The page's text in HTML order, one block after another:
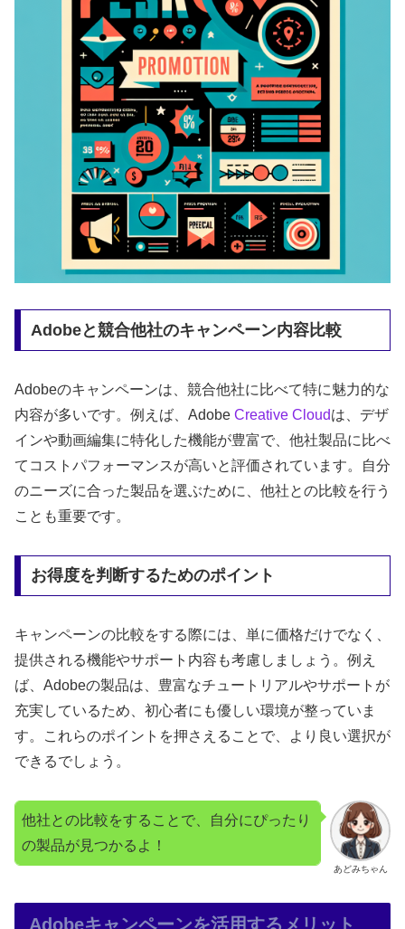
Adobeと競合他社のキャンペーン内容比較
Adobeのキャンペーンは、競合他社に比べて特に魅力的な
内容が多いです。例えば、Adobe Creative Cloudは、デザ
インや動画編集に特化した機能が豊富で、他社製品に比べ
てコストパフォーマンスが高いと評価されています。自分
のニーズに合った製品を選ぶために、他社との比較を行う
ことも重要です。
お得度を判断するためのポイント
キャンペーンの比較をする際には、単に価格だけでなく、
提供される機能やサポート内容も考慮しましょう。例え
ば、Adobeの製品は、豊富なチュートリアルやサポートが
充実しているため、初心者にも優しい環境が整っていま
す。これらのポイントを押さえることで、より良い選択が
できるでしょう。
あどみちゃん
他社との比較をすることで、自分にぴったり
の製品が見つかるよ！
Adobeキャンペーンを活用するメリット